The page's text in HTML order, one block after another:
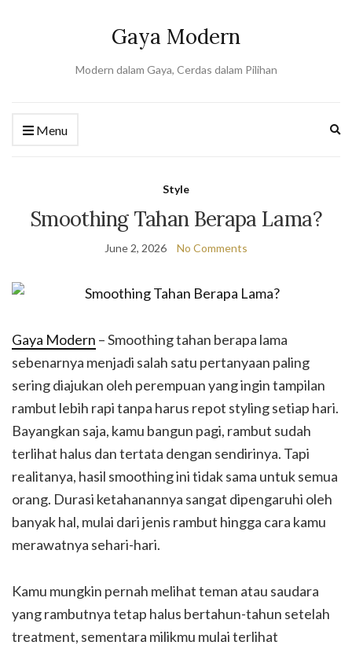
Gaya Modern
Modern dalam Gaya, Cerdas dalam Pilihan
Menu
Style
Smoothing Tahan Berapa Lama?
June 2, 2026 No Comments
Gaya Modern – Smoothing tahan berapa lama
sebenarnya menjadi salah satu pertanyaan paling
sering diajukan oleh perempuan yang ingin tampilan
rambut lebih rapi tanpa harus repot styling setiap hari.
Bayangkan saja, kamu bangun pagi, rambut sudah
terlihat halus dan tertata dengan sendirinya. Tapi
realitanya, hasil smoothing ini tidak sama untuk semua
orang. Durasi ketahanannya sangat dipengaruhi oleh
banyak hal, mulai dari jenis rambut hingga cara kamu
merawatnya sehari-hari.
Kamu mungkin pernah melihat teman atau saudara
yang rambutnya tetap halus bertahun-tahun setelah
treatment, sementara milikmu mulai terlihat